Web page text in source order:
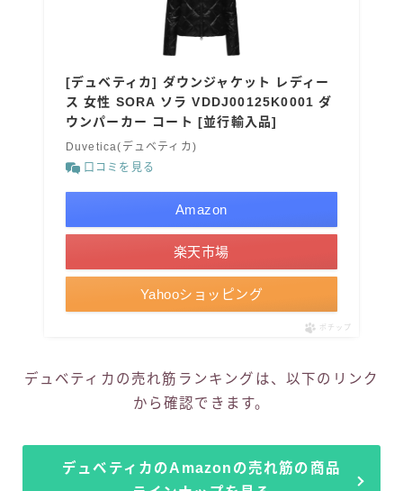
[デュベティカ] ダウンジャケット レディー
ス 女性 SORA ソラ VDDJ00125K0001 ダ
ウンパーカー コート [並行輸入品]
Duvetica(デュベティカ)
口コミを見る
Amazon
楽天市場
Yahooショッピング
ポチップ
デュベティカの売れ筋ランキングは、以下のリンク
から確認できます。
デュベティカのAmazonの売れ筋の商品